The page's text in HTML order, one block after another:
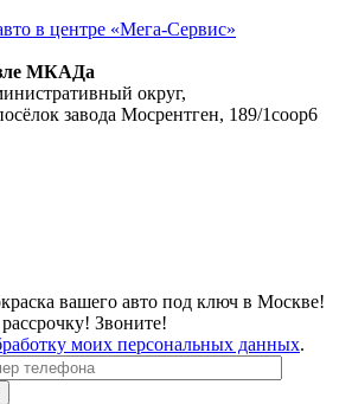
МКАДа
округ,
завода Мосрентген, 189/1соор6
вашего авто под ключ в Москве!
Звоните!
моих персональных данных.